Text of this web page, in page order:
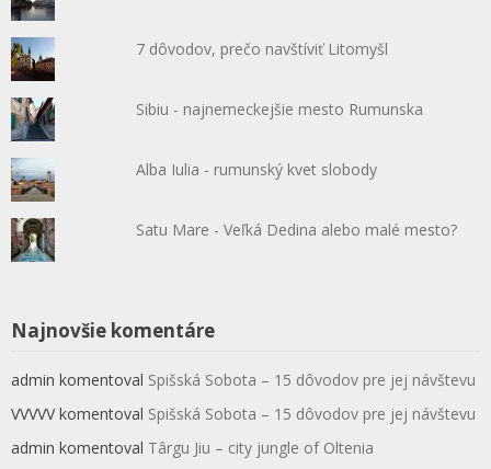
7 dôvodov, prečo navštíviť Litomyšl
Sibiu - najnemeckejšie mesto Rumunska
Alba Iulia - rumunský kvet slobody
Satu Mare - Veľká Dedina alebo malé mesto?
Najnovšie komentáre
admin komentoval Spišská Sobota – 15 dôvodov pre jej návštevu
VVVVVkomentoval Spišská Sobota – 15 dôvodov pre jej návštevu
admin komentoval Târgu Jiu – city jungle of Oltenia